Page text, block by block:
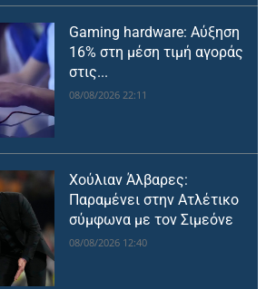
Gaming hardware: Αύξηση
16% στη μέση τιμή αγοράς
στις...
08/08/2026 22:11
Χούλιαν Άλβαρες:
Παραμένει στην Ατλέτικο
σύμφωνα με τον Σιμεόνε
08/08/2026 12:40